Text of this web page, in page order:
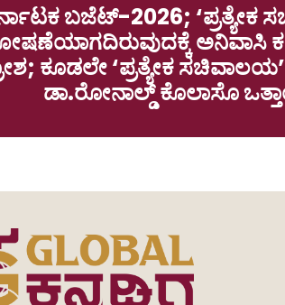
ಬಜೆಟ್-2026; ‘ಪ್ರತ್ಯೇಕ
ಅನಿವಾಸಿ
ಕೂಡಲೇ ‘ಪ್ರತ್ಯೇಕ
ಡಾ.ರೋನಾಲ್ಡ್ ಕೊಲಾಸೊ